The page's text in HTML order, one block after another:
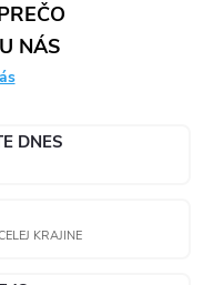
NÁS
DNES
KRAJINE